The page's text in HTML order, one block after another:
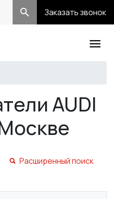
Заказать звонок
AUDI
Расширенный поиск